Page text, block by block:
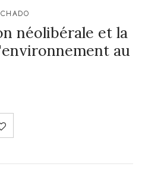
néolibérale et la
au